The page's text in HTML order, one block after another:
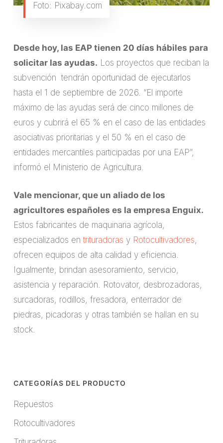
Foto: Pixabay.com
Desde hoy, las EAP tienen 20 días hábiles para
solicitar las ayudas. Los proyectos que reciban la
subvención tendrán oportunidad de ejecutarlos
hasta el 1 de septiembre de 2026. “El importe
máximo de las ayudas será de cinco millones de
euros y cubrirá el 65 % en el caso de las entidades
asociativas prioritarias y el 50 % en el caso de
entidades mercantiles participadas por una EAP”,
informó el Ministerio de Agricultura.
Vale mencionar, que un aliado de los
agricultores españoles es la empresa Enguix.
Estos fabricantes de maquinaria agrícola,
especializados entrituradoras y Rotocultivadores,
ofrecen equipos de alta calidad y eficiencia.
Igualmente, brindan asesoramiento, servicio,
asistencia y reparación. Rotovator, desbrozadoras,
surcadoras, rodillos, fresadora, enterrador de
piedras, picadoras y otras también se hallan en su
stock.
CATEGORÍAS DEL PRODUCTO
Repuestos
Rotocultivadores